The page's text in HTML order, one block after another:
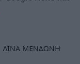
ΛΙΝΑ ΜΕΝΔΩΝΗ